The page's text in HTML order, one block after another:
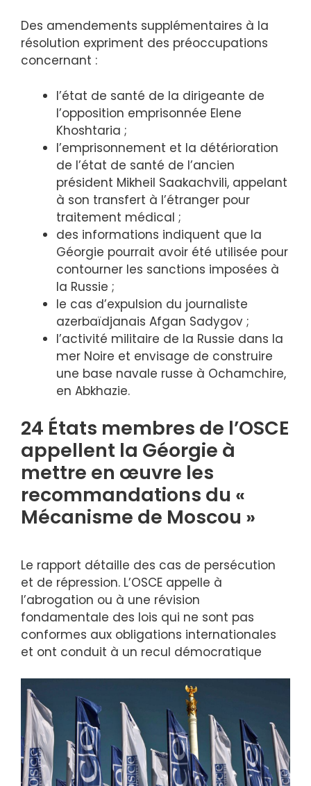
Des amendements supplémentaires à la
résolution expriment des préoccupations
concernant :
l’état de santé de la dirigeante de
l’opposition emprisonnée Elene
Khoshtaria ;
l’emprisonnement et la détérioration
de l’état de santé de l’ancien
président Mikheil Saakachvili, appelant
à son transfert à l’étranger pour
traitement médical ;
des informations indiquent que la
Géorgie pourrait avoir été utilisée pour
contourner les sanctions imposées à
la Russie ;
le cas d’expulsion du journaliste
azerbaïdjanais Afgan Sadygov ;
l’activité militaire de la Russie dans la
mer Noire et envisage de construire
une base navale russe à Ochamchire,
en Abkhazie.
24 États membres de l’OSCE
appellent la Géorgie à
mettre en œuvre les
recommandations du «
Mécanisme de Moscou »
Le rapport détaille des cas de persécution
et de répression. L’OSCE appelle à
l’abrogation ou à une révision
fondamentale des lois qui ne sont pas
conformes aux obligations internationales
et ont conduit à un recul démocratique